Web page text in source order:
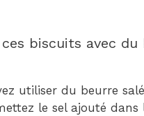
biscuits avec du
utiliser du beurre
le sel ajouté dans